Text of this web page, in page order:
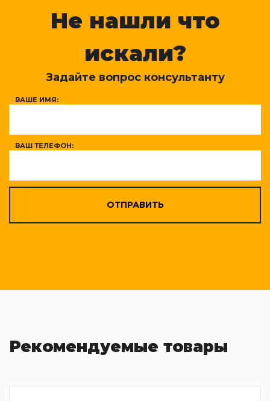
Не нашли что
искали?
Задайте вопрос консультанту
ВАШЕ ИМЯ:
ВАШ ТЕЛЕФОН:
ОТПРАВИТЬ
Рекомендуемые товары